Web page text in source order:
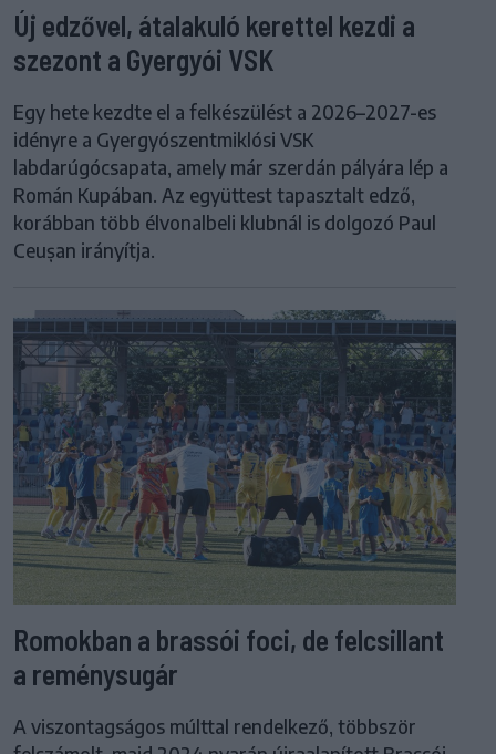
Új edzővel, átalakuló kerettel kezdi a
szezont a Gyergyói VSK
Egy hete kezdte el a felkészülést a 2026–2027-es
idényre a Gyergyószentmiklósi VSK
labdarúgócsapata, amely már szerdán pályára lép a
Román Kupában. Az együttest tapasztalt edző,
korábban több élvonalbeli klubnál is dolgozó Paul
Ceușan irányítja.
Romokban a brassói foci, de felcsillant
a reménysugár
A viszontagságos múlttal rendelkező, többször